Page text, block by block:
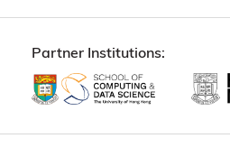
Partner Institutions: